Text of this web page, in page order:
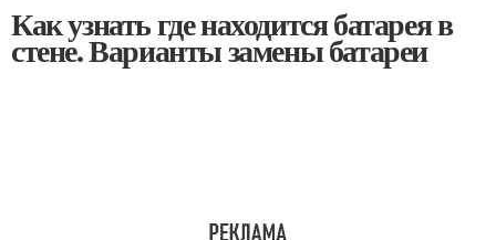
Как узнать где находится батарея в
стене. Варианты замены батареи